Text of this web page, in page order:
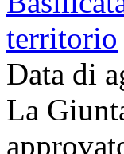
territorio
Data di
La